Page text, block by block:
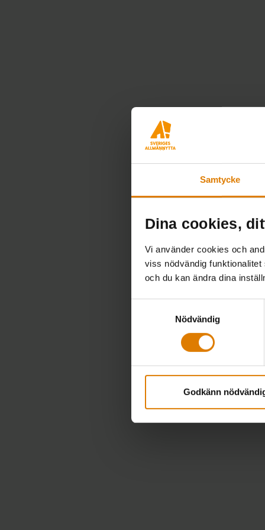
Samtycke
Dina cookies,
Vi använder cookies och
viss nödvändig
och du kan ändra dina
Nödvändig
Godkänn